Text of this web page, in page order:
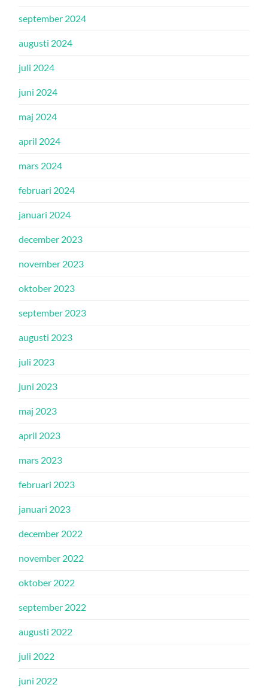
september 2024
augusti 2024
juli 2024
juni 2024
maj 2024
april 2024
mars 2024
februari 2024
januari 2024
december 2023
november 2023
oktober 2023
september 2023
augusti 2023
juli 2023
juni 2023
maj 2023
april 2023
mars 2023
februari 2023
januari 2023
december 2022
november 2022
oktober 2022
september 2022
augusti 2022
juli 2022
juni 2022